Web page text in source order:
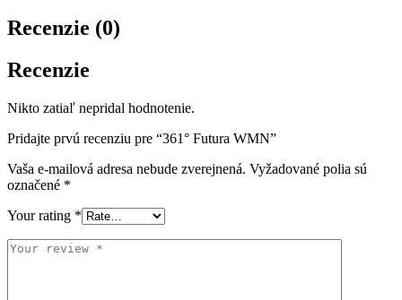
Recenzie (0)
Recenzie
Nikto zatiaľ nepridal hodnotenie.
Pridajte prvú recenziu pre “361° Futura WMN”
Vaša e-mailová adresa nebude zverejnená. Vyžadované polia sú
označené *
Your rating *